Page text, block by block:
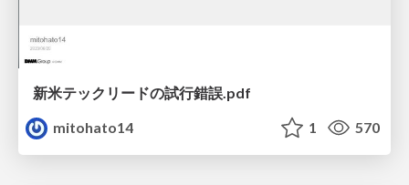
新米テックリードの試行錯誤.pdf
mitohato14
1 570